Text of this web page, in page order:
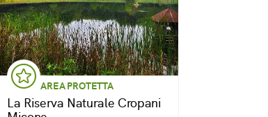
AREA PROTETTA
La Riserva Naturale Cropani